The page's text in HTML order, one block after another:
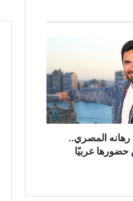
رهانه المصري..
حضورها عربيًا